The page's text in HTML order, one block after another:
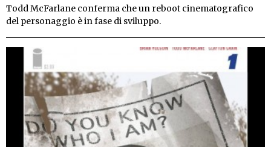
Todd McFarlane conferma che un reboot cinematografico
del personaggio è in fase di sviluppo.